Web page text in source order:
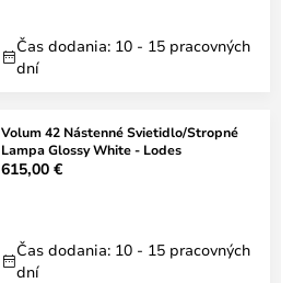
Čas dodania: 10 - 15 pracovných
dní
Volum 42 Nástenné Svietidlo/Stropné
Lampa Glossy White - Lodes
615,00 €
Čas dodania: 10 - 15 pracovných
dní